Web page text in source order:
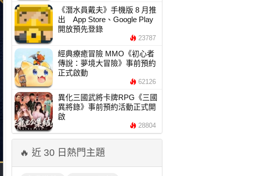
《潛水員戴夫》手機版 8 月推
出 App Store、Google Play
開放預先登錄
23787
經典療癒冒險 MMO《初心者
傳說：夢境大冒險》事前預約
正式啟動
62126
異化三國武將卡牌RPG《三國
異將錄》事前預約活動正式開
啟
28804
🔥 近 30 日熱門主題